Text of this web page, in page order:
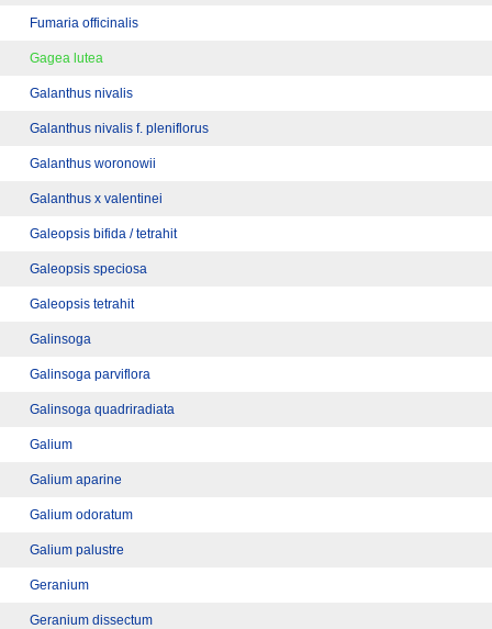
Fumaria officinalis
Gagea lutea
Galanthus nivalis
Galanthus nivalis f. pleniflorus
Galanthus woronowii
Galanthus x valentinei
Galeopsis bifida / tetrahit
Galeopsis speciosa
Galeopsis tetrahit
Galinsoga
Galinsoga parviflora
Galinsoga quadriradiata
Galium
Galium aparine
Galium odoratum
Galium palustre
Geranium
Geranium dissectum